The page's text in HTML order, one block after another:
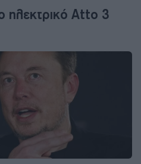
ηλεκτρικό Atto 3